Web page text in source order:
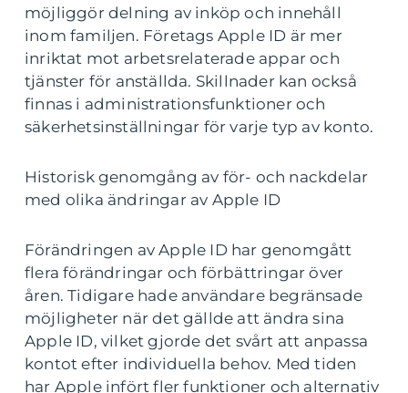
möjliggör delning av inköp och innehåll
inom familjen. Företags Apple ID är mer
inriktat mot arbetsrelaterade appar och
tjänster för anställda. Skillnader kan också
finnas i administrationsfunktioner och
säkerhetsinställningar för varje typ av konto.
Historisk genomgång av för- och nackdelar
med olika ändringar av Apple ID
Förändringen av Apple ID har genomgått
flera förändringar och förbättringar över
åren. Tidigare hade användare begränsade
möjligheter när det gällde att ändra sina
Apple ID, vilket gjorde det svårt att anpassa
kontot efter individuella behov. Med tiden
har Apple infört fler funktioner och alternativ